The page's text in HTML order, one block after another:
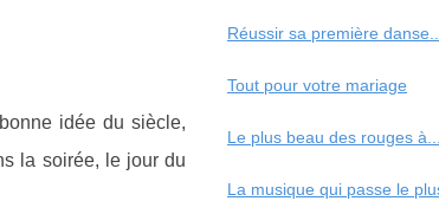
idée du siècle,
la soirée, le jour du
Réussir sa première danse...
Tout pour votre mariage
Le plus beau des rouges à...
La musique qui passe le